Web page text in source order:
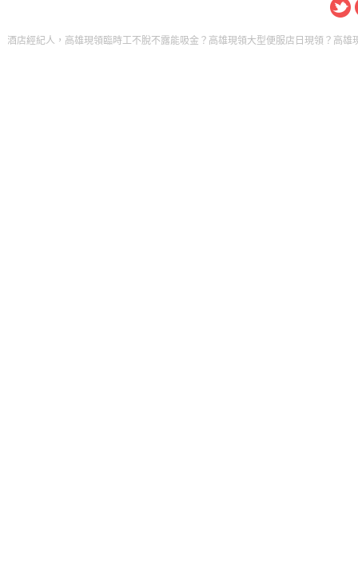
領臨時工不脫不露能吸金？高雄現領大型便服店日現領？高雄現領薪水的